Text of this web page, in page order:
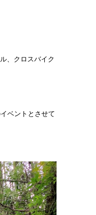
、クロスバイク
ベントとさせて